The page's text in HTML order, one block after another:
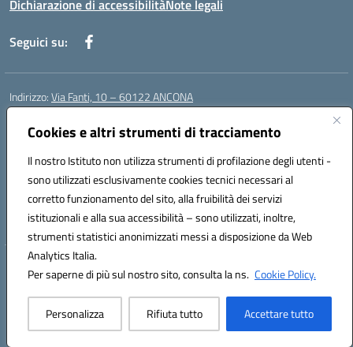
Cookies e altri strumenti di tracciamento
Il nostro Istituto non utilizza strumenti di profilazione degli utenti -
sono utilizzati esclusivamente cookies tecnici necessari al
corretto funzionamento del sito, alla fruibilità dei servizi
istituzionali e alla sua accessibilità – sono utilizzati, inoltre,
strumenti statistici anonimizzati messi a disposizione da Web
Analytics Italia.
Per saperne di più sul nostro sito, consulta la ns. Cookie Policy.
Personalizza Rifiuta tutto Accettare tutto
Dichiarazione di accessibilitàNote legali
Seguici su:
Indirizzo:Via Fanti, 10 – 60122 ANCONA
Centralino:
Posta elettronica certificata (PEC):anic813007@pec.istruzione.it
Codice fiscale: 80014930426
Codice meccanografico:anic813007
Codice Indice delle Pubbliche Amministrazioni (IPA): istsc_anic813007
Codice unico di fatturazione (CUF): UFWP60
Hosting & Powered by 3D Solution S.r.l.
Concept & Design by Designers Italia